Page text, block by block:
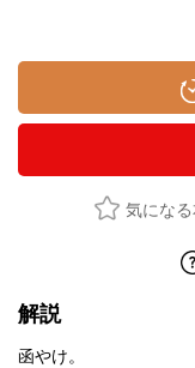
気になる
解説
函やけ。